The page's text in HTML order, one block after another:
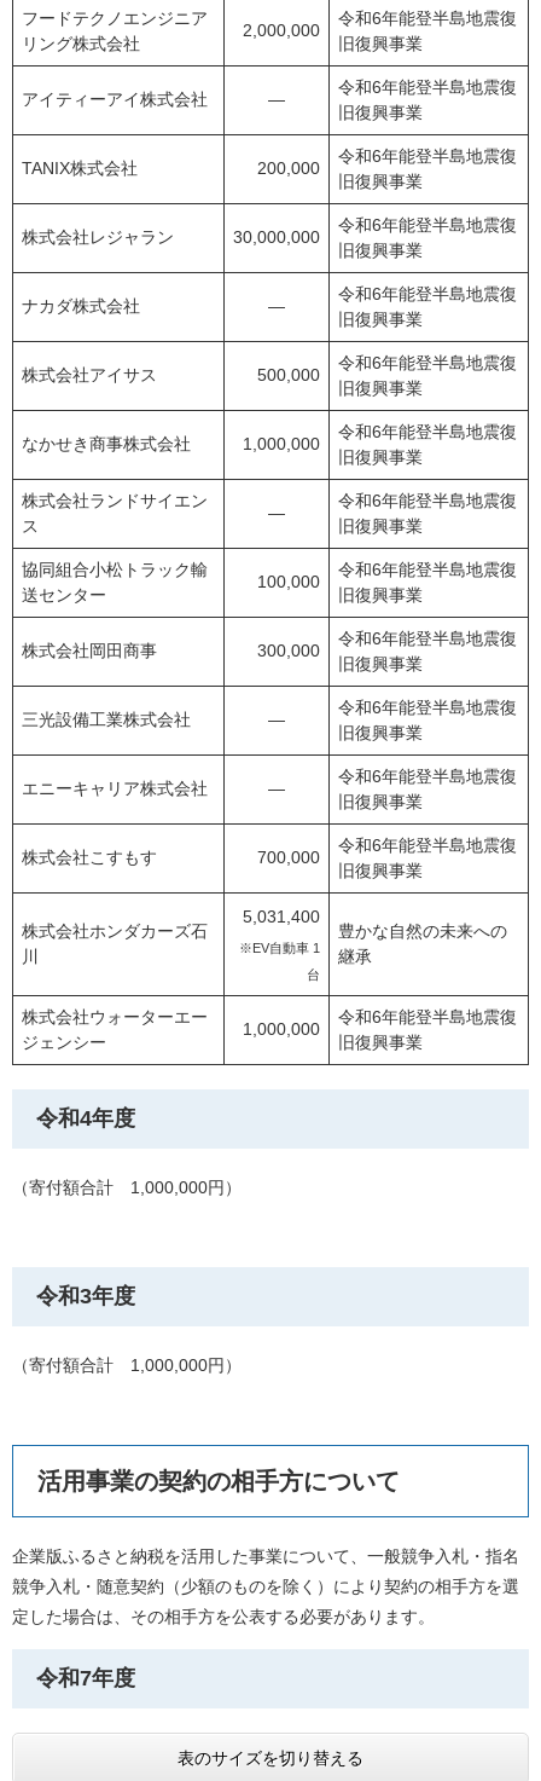
フードテクノエンジニア
リング株式会社
2,000,000
令和6年能登半島地震復
旧復興事業
アイティーアイ株式会社 ―
令和6年能登半島地震復
旧復興事業
TANIX株式会社 200,000
令和6年能登半島地震復
旧復興事業
株式会社レジャラン 30,000,000
令和6年能登半島地震復
旧復興事業
ナカダ株式会社 ―
令和6年能登半島地震復
旧復興事業
株式会社アイサス 500,000
令和6年能登半島地震復
旧復興事業
なかせき商事株式会社 1,000,000
令和6年能登半島地震復
旧復興事業
株式会社ランドサイエン
ス
―
令和6年能登半島地震復
旧復興事業
協同組合小松トラック輸
送センター
100,000
令和6年能登半島地震復
旧復興事業
株式会社岡田商事 300,000
令和6年能登半島地震復
旧復興事業
三光設備工業株式会社 ―
令和6年能登半島地震復
旧復興事業
エニーキャリア株式会社 ―
令和6年能登半島地震復
旧復興事業
株式会社こすもす 700,000
令和6年能登半島地震復
旧復興事業
株式会社ホンダカーズ石
川
5,031,400
※EV自動車 1
台
豊かな自然の未来への
継承
株式会社ウォーターエー
ジェンシー
1,000,000
令和6年能登半島地震復
旧復興事業
令和4年度
（寄付額合計 1,000,000円）
令和3年度
（寄付額合計 1,000,000円）
活用事業の契約の相手方について
企業版ふるさと納税を活用した事業について、一般競争入札・指名
競争入札・随意契約（少額のものを除く）により契約の相手方を選
定した場合は、その相手方を公表する必要があります。
令和7年度
表のサイズを切り替える